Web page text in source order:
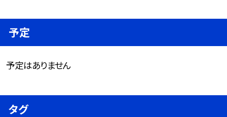
予定
予定はありません
タグ